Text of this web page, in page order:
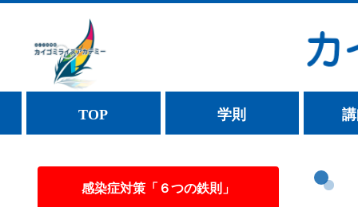
TOP 学則
感染症対策「６つの鉄則」